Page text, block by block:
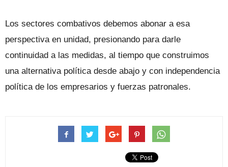
Los sectores combativos debemos abonar a esa
perspectiva en unidad, presionando para darle
continuidad a las medidas, al tiempo que construimos
una alternativa política desde abajo y con independencia
política de los empresarios y fuerzas patronales.